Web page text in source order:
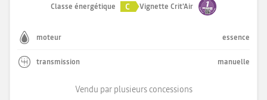
Classe énergétique
C Vignette Crit'Air
moteur essence
transmission manuelle
Vendu par plusieurs concessions